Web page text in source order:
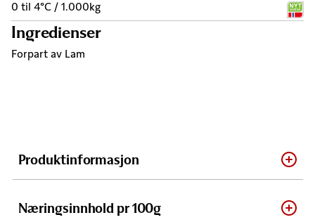
0 til 4°C / 1.000kg
Ingredienser
Forpart av Lam
Produktinformasjon
Næringsinnhold pr 100g